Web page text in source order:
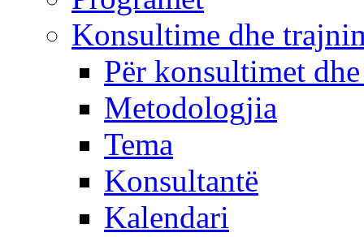
Konsultime dhe
Për konsultimet
Metodologjia
Tema
Konsultantë
Kalendari